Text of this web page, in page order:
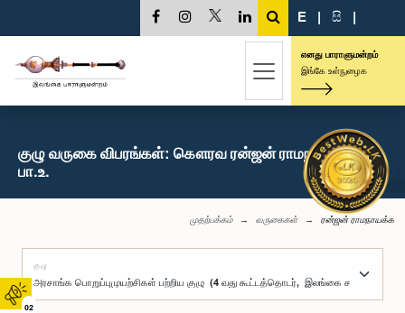
02
E | සි |
எனது பாராளுமன்றம்
இங்கே உள்நுழைக
குழு வருகை விபரங்கள்: கௌரவ ரன்ஜன் ராமநாயக்க,
பா.உ.
முதற்பக்கம் வருகைகள் ரன்ஜன் ராமநாயக்க
குழு